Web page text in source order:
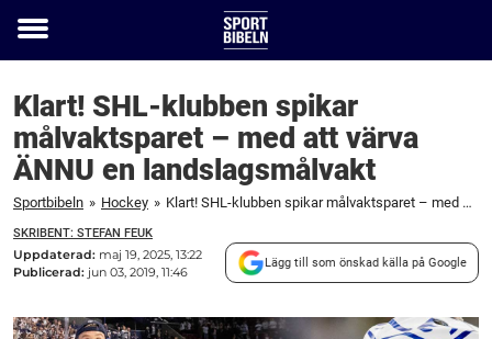
Toggle
Klart! SHL-klubben spikar
målvaktsparet – med att värva
ÄNNU en landslagsmålvakt
Sportbibeln » Hockey » Klart! SHL-klubben spikar målvaktsparet – med att värva ÄNNU en landslagsmålvakt
SKRIBENT: STEFAN FEUK
Uppdaterad: maj 19, 2025, 13:22
Publicerad: jun 03, 2019, 11:46
Lägg till som önskad källa på Google